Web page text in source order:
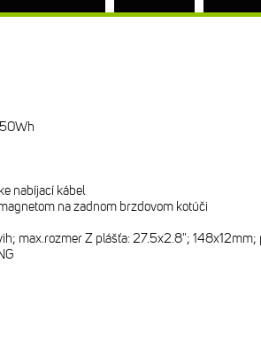
nabíjací kábel
na zadnom brzdovom kotúči
max.rozmer Z plášťa: 27.5x2.8";